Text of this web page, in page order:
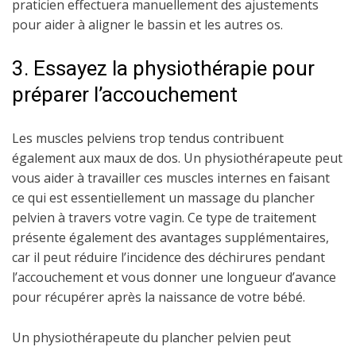
praticien effectuera manuellement des ajustements
pour aider à aligner le bassin et les autres os.
3. Essayez la physiothérapie pour
préparer l’accouchement
Les muscles pelviens trop tendus contribuent
également aux maux de dos. Un physiothérapeute peut
vous aider à travailler ces muscles internes en faisant
ce qui est essentiellement un massage du plancher
pelvien à travers votre vagin. Ce type de traitement
présente également des avantages supplémentaires,
car il peut réduire l’incidence des déchirures pendant
l’accouchement et vous donner une longueur d’avance
pour récupérer après la naissance de votre bébé.
Un physiothérapeute du plancher pelvien peut